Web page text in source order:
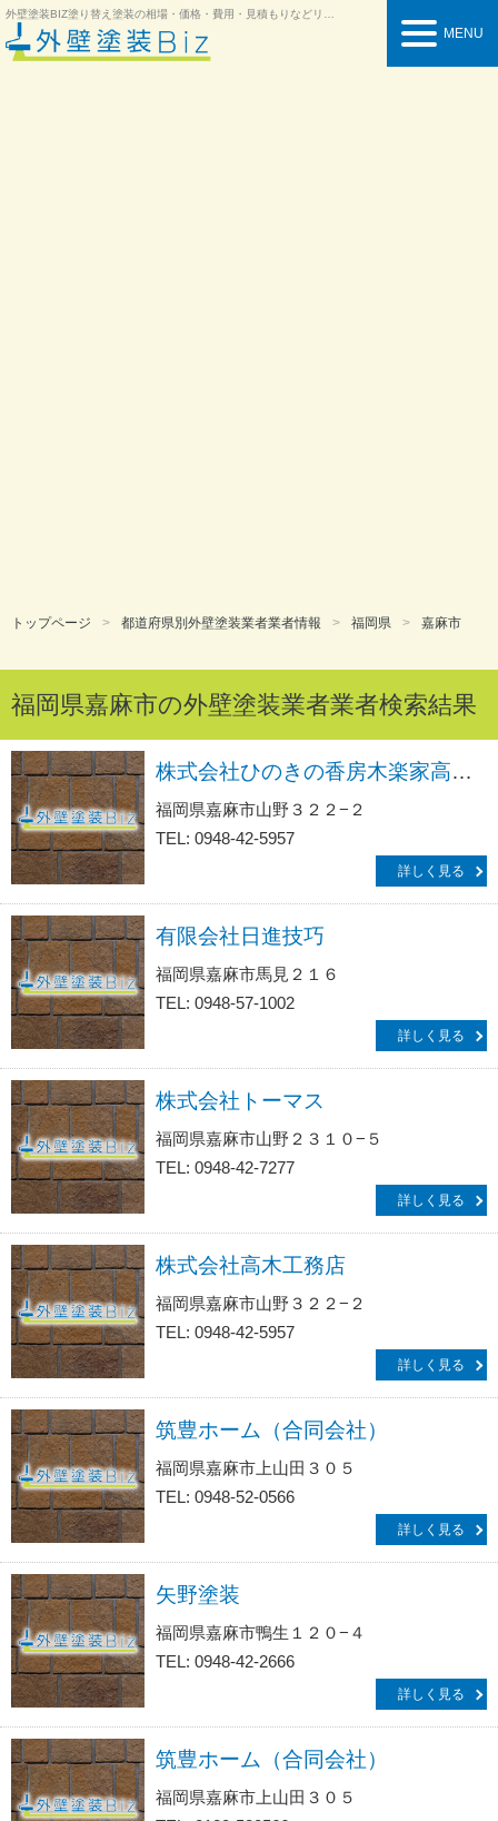
外壁塗装BIZ塗り替え塗装の相場・価格・費用・見積もりなどリフォーム情報を紹介
MENU
トップページ 都道府県別外壁塗装業者業者情報 福岡県 嘉麻市
福岡県嘉麻市の外壁塗装業者業者検索結果
株式会社ひのきの香房木楽家高木工務店
福岡県嘉麻市山野３２２−２
TEL: 0948-42-5957
詳しく見る
有限会社日進技巧
福岡県嘉麻市馬見２１６
TEL: 0948-57-1002
詳しく見る
株式会社トーマス
福岡県嘉麻市山野２３１０−５
TEL: 0948-42-7277
詳しく見る
株式会社高木工務店
福岡県嘉麻市山野３２２−２
TEL: 0948-42-5957
詳しく見る
筑豊ホーム（合同会社）
福岡県嘉麻市上山田３０５
TEL: 0948-52-0566
詳しく見る
矢野塗装
福岡県嘉麻市鴨生１２０−４
TEL: 0948-42-2666
詳しく見る
筑豊ホーム（合同会社）
福岡県嘉麻市上山田３０５